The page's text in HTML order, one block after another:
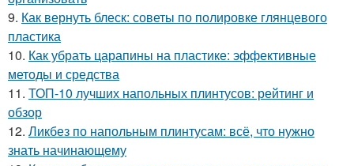
9. Как вернуть блеск: советы по полировке глянцевого
пластика
10. Как убрать царапины на пластике: эффективные
методы и средства
11. ТОП-10 лучших напольных плинтусов: рейтинг и
обзор
12. Ликбез по напольным плинтусам: всё, что нужно
знать начинающему